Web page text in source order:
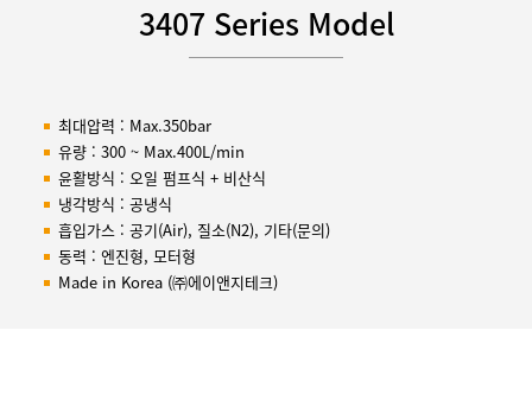
3407 Series Model
최대압력 : Max.350bar
유량 : 300 ~ Max.400L/min
윤활방식 : 오일 펌프식 + 비산식
냉각방식 : 공냉식
흡입가스 : 공기(Air), 질소(N2), 기타(문의)
동력 : 엔진형, 모터형
Made in Korea (㈜에이앤지테크)